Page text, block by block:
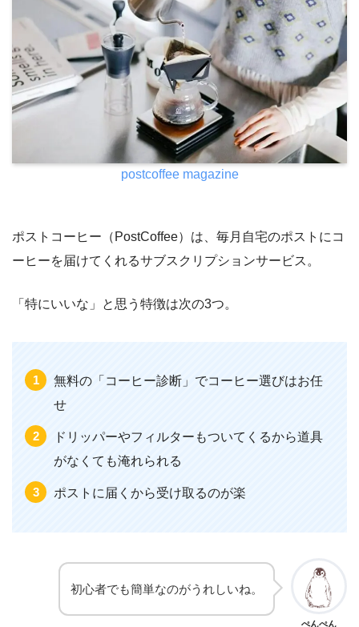
postcoffee magazine
ポストコーヒー（PostCoffee）は、毎月自宅のポストにコ
ーヒーを届けてくれるサブスクリプションサービス。
「特にいいな」と思う特徴は次の3つ。
無料の「コーヒー診断」でコーヒー選びはお任
せ
ドリッパーやフィルターもついてくるから道具
がなくても淹れられる
ポストに届くから受け取るのが楽
ぺんぺん
初心者でも簡単なのがうれしいね。